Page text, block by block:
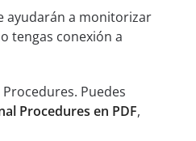
ayudarán a monitorizar
tengas conexión a
Puedes
Procedures en PDF,